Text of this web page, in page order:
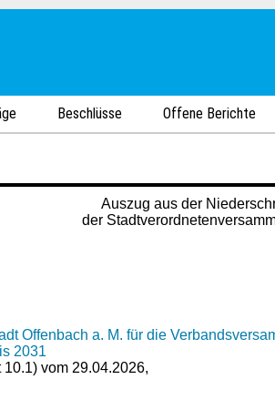
Beschlüsse Offene Berichte
Auszug aus der
der
Offenbach a. M. für die
2031
vom 29.04.2026,